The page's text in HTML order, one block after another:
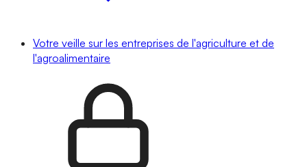
Votre veille sur les entreprises de l'agriculture et de
l'agroalimentaire